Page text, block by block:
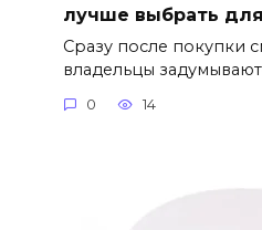
лучше выбрать
Сразу после покупки
владельцы
0 14